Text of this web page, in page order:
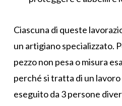
Ciascuna di queste
un artigiano specializzato.
pezzo non pesa o misura
perché si tratta di un
eseguito da 3 persone